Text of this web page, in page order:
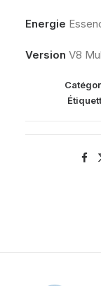
Energie
Version V8